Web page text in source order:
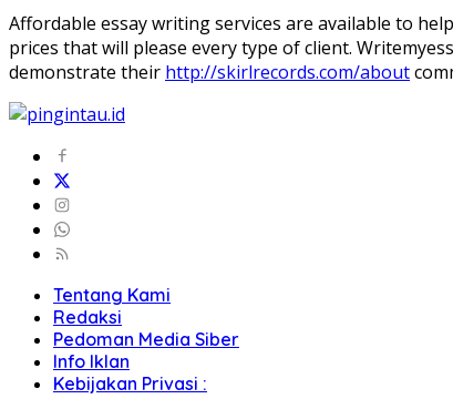
Affordable essay writing services are available to
prices that will please every type of client.
demonstrate their http://skirlrecords.com/about
Tentang Kami
Redaksi
Pedoman Media Siber
Info Iklan
Kebijakan Privasi :